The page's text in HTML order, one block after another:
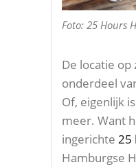
Foto: 25 Hours
De locatie op
onderdeel
Of, eigenlijk
meer. Want
ingerichte 25
Hamburgse